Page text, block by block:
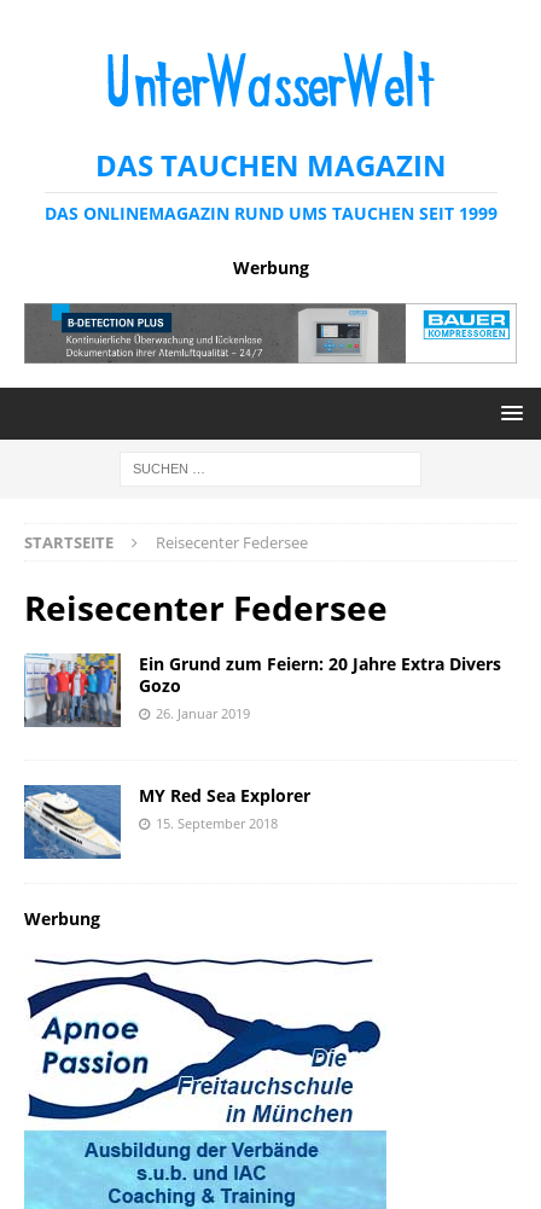
DAS TAUCHEN MAGAZIN
DAS ONLINEMAGAZIN RUND UMS TAUCHEN SEIT 1999
Werbung
STARTSEITE Reisecenter Federsee
Reisecenter Federsee
Ein Grund zum Feiern: 20 Jahre Extra Divers
Gozo
26. Januar 2019
MY Red Sea Explorer
15. September 2018
Werbung